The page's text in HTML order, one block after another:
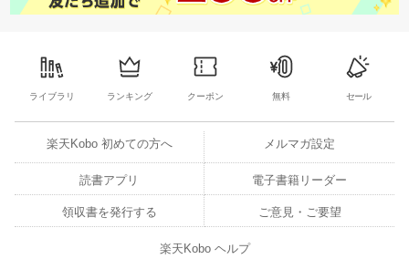
ライブラリ ランキング クーポン 無料 セール
楽天Kobo 初めての方へ メルマガ設定
読書アプリ 電子書籍リーダー
領収書を発行する ご意見・ご要望
楽天Kobo ヘルプ